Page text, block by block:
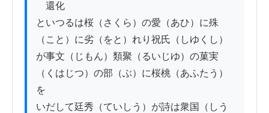
還化
といつるは桜（さくら）の愛（あひ）に殊
（こと）に劣（をと）れり祝氏（しゆくし）
が事文（じもん）類聚（るいじゆ）の菓実
（くはじつ）の部（ぶ）に桜桃（あふたう）
を
いだして廷秀（ていしう）が詩は衆国（しう